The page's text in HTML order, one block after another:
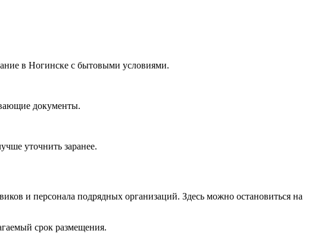
в Ногинске с бытовыми условиями.
документы.
уточнить заранее.
и персонала подрядных организаций. Здесь можно остановиться на
срок размещения.